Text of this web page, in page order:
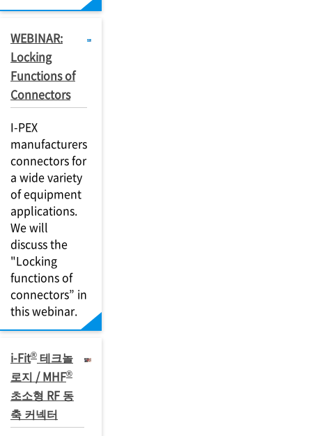
WEBINAR:
Locking
Functions of
Connectors
I-PEX
manufacturers
connectors for
a wide variety
of equipment
applications.
We will
discuss the
"Locking
functions of
connectors” in
this webinar.
i-Fit® 테크놀
로지 / MHF®
초소형 RF 동
축 커넥터